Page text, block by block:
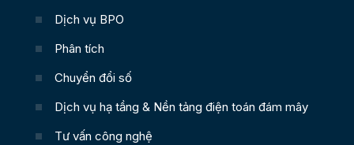
Dịch vụ BPO
Phân tích
Chuyển đổi số
Dịch vụ hạ tầng & Nền tảng điện toán đám mây
Tư vấn công nghệ